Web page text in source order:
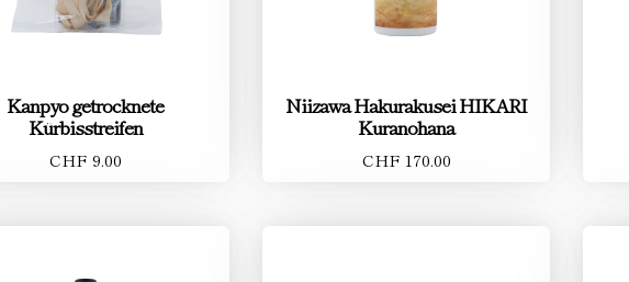
Kanpyo getrocknete
Kürbisstreifen
CHF 9.00
Niizawa Hakurakusei HIKARI
Kuranohana
CHF 170.00